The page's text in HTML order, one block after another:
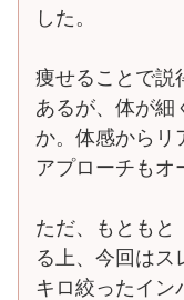
した。
痩せることで説
あるが、体が細
か。体感からリ
アプローチもオ
ただ、もともと
る上、今回はス
キロ絞ったイン